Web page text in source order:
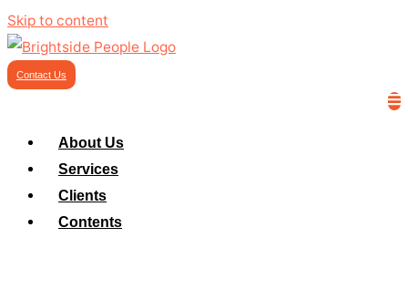
Skip to content
Contact Us
About Us
Services
Clients
Contents